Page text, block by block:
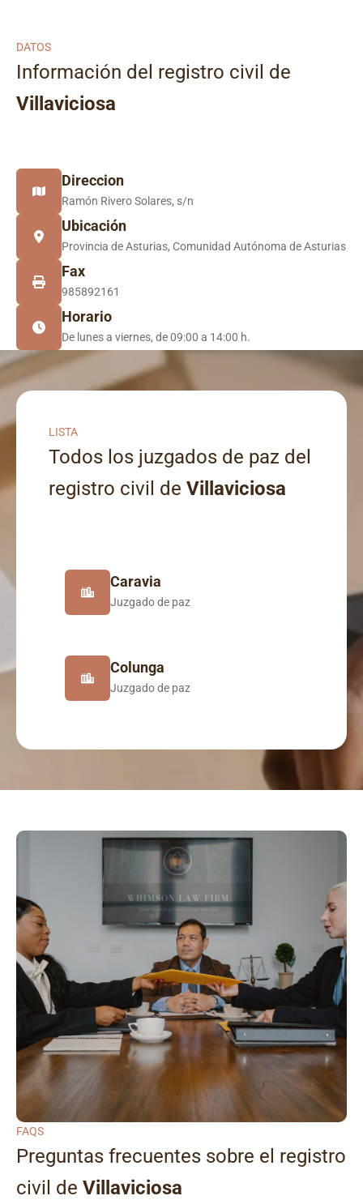
DATOS
Información del registro civil de
Villaviciosa
Direccion
Ramón Rivero Solares, s/n
Ubicación
Provincia de Asturias, Comunidad Autónoma de Asturias
Fax
985892161
Horario
De lunes a viernes, de 09:00 a 14:00 h.
LISTA
Todos los juzgados de paz del
registro civil de Villaviciosa
Caravia
Juzgado de paz
Colunga
Juzgado de paz
FAQS
Preguntas frecuentes sobre el registro
civil de Villaviciosa